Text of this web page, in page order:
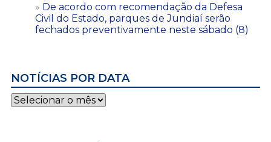
De acordo com recomendação da Defesa
Civil do Estado, parques de Jundiaí serão
fechados preventivamente neste sábado (8)
NOTÍCIAS POR DATA
Notícias
por